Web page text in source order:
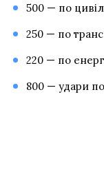
500 — по
250 — по
220 — по
800 — удари по